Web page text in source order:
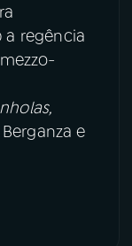
a regência
e